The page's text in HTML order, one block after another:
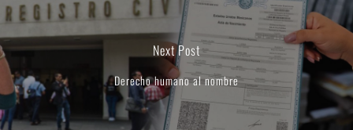
Next Post
Derecho humano al nombre